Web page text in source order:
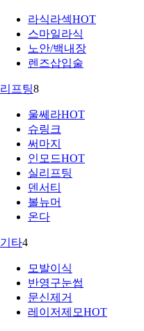
라식라섹HOT
스마일라식
노안/백내장
렌즈삽입술
리프팅8
울쎄라HOT
슈링크
써마지
인모드HOT
실리프팅
덴서티
볼뉴머
온다
기타4
모발이식
반영구눈썹
문신제거
레이저제모HOT